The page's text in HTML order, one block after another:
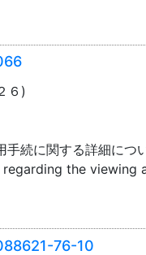
６)
手続に関する詳細につ
the viewing
76-10